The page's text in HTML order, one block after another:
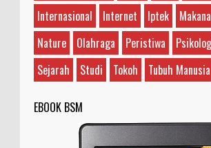
dan memiliki makna yang
Internasional
Internet Iptek
Nature
Olahraga Peristiwa
Sejarah
Studi Tokoh Tubuh Manusia
EBOOK BSM